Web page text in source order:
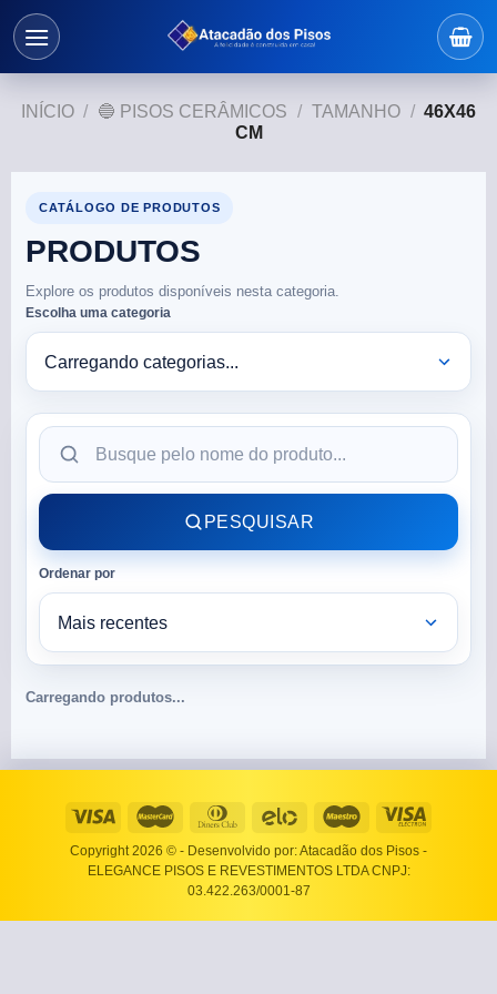
INÍCIO / 🔵 PISOS CERÂMICOS / TAMANHO / 46X46
CM
CATÁLOGO DE PRODUTOS
PRODUTOS
Explore os produtos disponíveis nesta categoria.
Escolha uma categoria
PESQUISAR
Ordenar por
Carregando produtos...
Copyright 2026 © - Desenvolvido por: Atacadão dos Pisos -
ELEGANCE PISOS E REVESTIMENTOS LTDA CNPJ:
03.422.263/0001-87